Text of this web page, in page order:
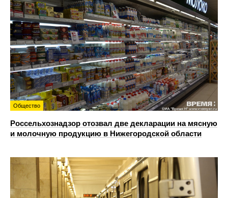
Общество
Россельхознадзор отозвал две декларации на мясную
и молочную продукцию в Нижегородской области